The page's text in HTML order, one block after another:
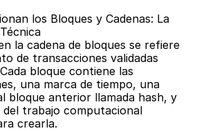
los Bloques y Cadenas: La
la cadena de bloques se refiere
de transacciones validadas
bloque contiene las
una marca de tiempo, una
bloque anterior llamada hash, y
del trabajo computacional
crearla.